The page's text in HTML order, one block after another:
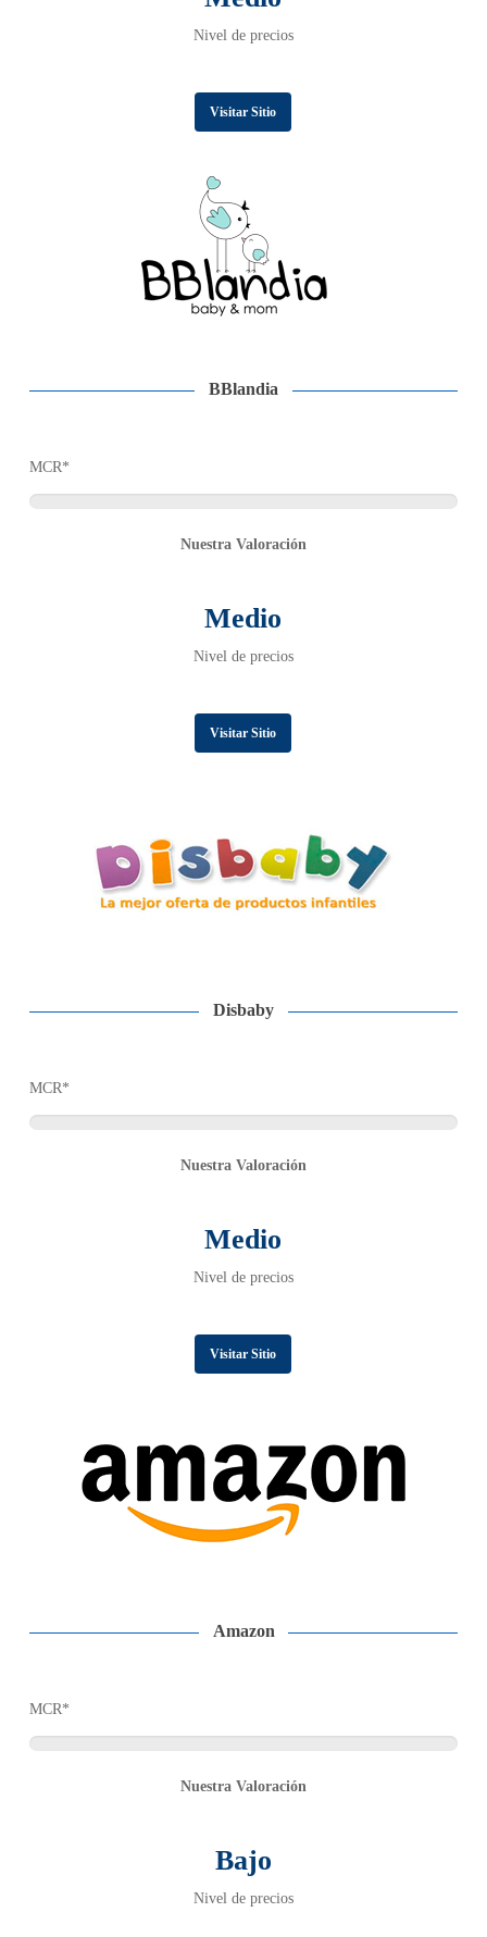
Nivel de precios
Visitar Sitio
BBlandia
MCR*
Nuestra Valoración
Medio
Nivel de precios
Visitar Sitio
Disbaby
MCR*
Nuestra Valoración
Medio
Nivel de precios
Visitar Sitio
Amazon
MCR*
Nuestra Valoración
Bajo
Nivel de precios